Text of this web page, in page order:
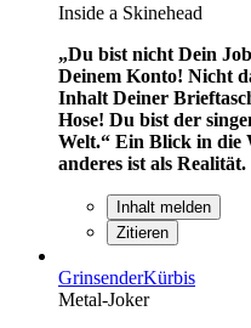
Inside a Skinehead
„Du bist nicht Dein
Deinem Konto! Nicht
Inhalt Deiner
Hose! Du bist der
Welt.“ Ein Blick in die
anderes ist als Realität.
Inhalt melden
Zitieren
GrinsenderKürbis
Metal-Joker